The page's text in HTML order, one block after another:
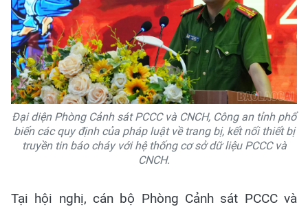
Đại diện Phòng Cảnh sát PCCC và CNCH, Công an tỉnh phổ
biến các quy định của pháp luật về trang bị, kết nối thiết bị
truyền tin báo cháy với hệ thống cơ sở dữ liệu PCCC và
CNCH.
Tại hội nghị, cán bộ Phòng Cảnh sát PCCC và